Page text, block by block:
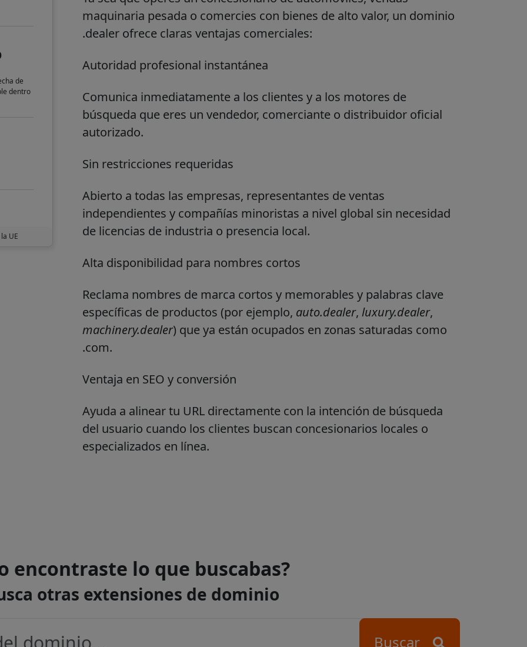
de
dentro
UE
maquinaria pesada o comercies con bienes de alto valor, un dominio
.dealer ofrece claras ventajas comerciales:
Autoridad profesional instantánea
Comunica inmediatamente a los clientes y a los motores de
búsqueda que eres un vendedor, comerciante o distribuidor oficial
autorizado.
Sin restricciones requeridas
Abierto a todas las empresas, representantes de ventas
independientes y compañías minoristas a nivel global sin necesidad
de licencias de industria o presencia local.
Alta disponibilidad para nombres cortos
Reclama nombres de marca cortos y memorables y palabras clave
específicas de productos (por ejemplo, auto.dealer,luxury.dealer,
machinery.dealer) que ya están ocupados en zonas saturadas como
.com.
Ventaja en SEO y conversión
Ayuda a alinear tu URL directamente con la intención de búsqueda
del usuario cuando los clientes buscan concesionarios locales o
especializados en línea.
encontraste lo que buscabas?
otras extensiones de dominio
Buscar